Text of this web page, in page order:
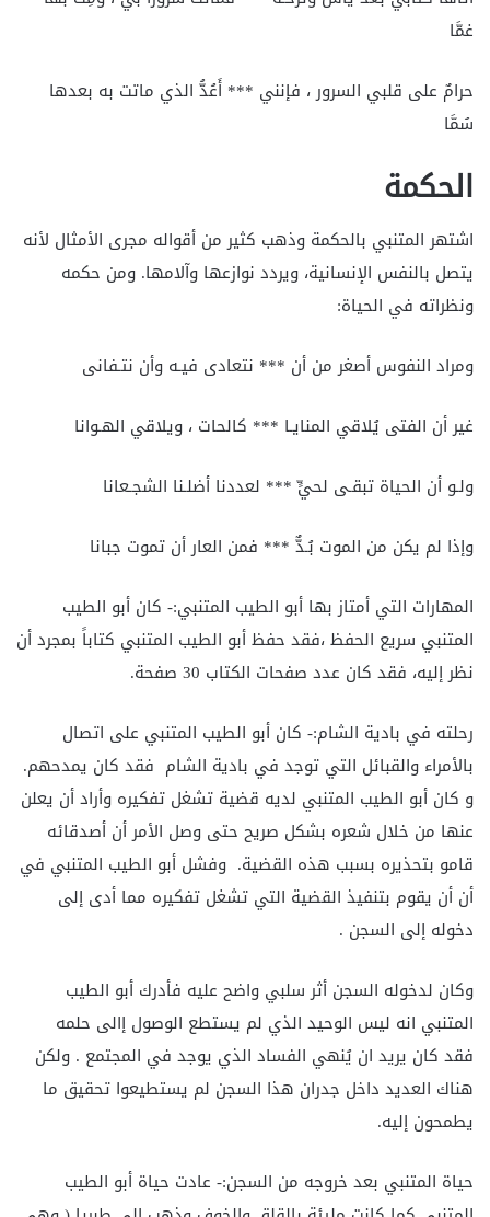
غمَّا
حرامٌ على قلبي السرور ، فإنني *** أَعُدُّ الذي ماتت به بعدها
سُمَّا
الحكمة
اشتهر المتنبي بالحكمة وذهب كثير من أقواله مجرى الأمثال لأنه
يتصل بالنفس الإنسانية، ويردد نوازعها وآلامها. ومن حكمه
ونظراته في الحياة:
ومراد النفوس أصغر من أن *** نتعادى فيـه وأن نتـفانى
غير أن الفتى يُلاقي المنايـا *** كالحات ، ويلاقي الهـوانا
ولـو أن الحياة تبقـى لحيٍّ *** لعددنا أضلـنا الشجـعانا
وإذا لم يكن من الموت بُـدٌّ *** فمن العار أن تموت جبانا
المهارات التي أمتاز بها أبو الطيب المتنبي:- كان أبو الطيب
المتنبي سريع الحفظ ،فقد حفظ أبو الطيب المتنبي كتاباً بمجرد أن
نظر إليه، فقد كان عدد صفحات الكتاب 30 صفحة.
رحلته في بادية الشام:- كان أبو الطيب المتنبي على اتصال
بالأمراء والقبائل التي توجد في بادية الشام فقد كان يمدحهم.
و كان أبو الطيب المتنبي لديه قضية تشغل تفكيره وأراد أن يعلن
عنها من خلال شعره بشكل صريح حتى وصل الأمر أن أصدقائه
قامو بتحذيره بسبب هذه القضية. وفشل أبو الطيب المتنبي في
أن أن يقوم بتنفيذ القضية التي تشغل تفكيره مما أدى إلى
دخوله إلى السجن .
وكان لدخوله السجن أثر سلبي واضح عليه فأدرك أبو الطيب
المتنبي انه ليس الوحيد الذي لم يستطع الوصول إالى حلمه
فقد كان يريد ان يُنهي الفساد الذي يوجد في المجتمع . ولكن
هناك العديد داخل جدران هذا السجن لم يستطيعوا تحقيق ما
يطمحون إليه.
حياة المتنبي بعد خروجه من السجن:- عادت حياة أبو الطيب